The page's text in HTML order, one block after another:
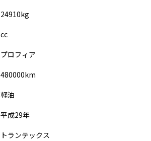
24910kg
cc
プロフィア
480000km
軽油
平成29年
トランテックス